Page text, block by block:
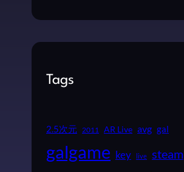
Tags
2.5次元 2011 AR Live avg gal
galgame key live steam